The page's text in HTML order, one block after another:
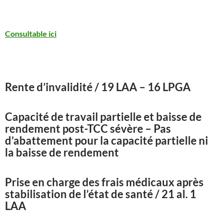
Consultable ici
Rente d’invalidité / 19 LAA – 16 LPGA
Capacité de travail partielle et baisse de
rendement post-TCC sévère – Pas
d’abattement pour la capacité partielle ni
la baisse de rendement
Prise en charge des frais médicaux après
stabilisation de l’état de santé / 21 al. 1
LAA